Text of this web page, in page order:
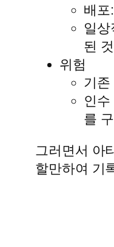
배포
일
된
위험
기존
인
를
그러면서 아
할만하여 기